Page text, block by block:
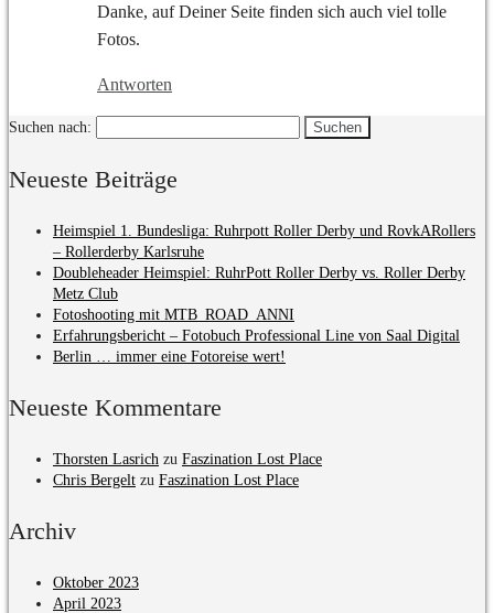
Danke, auf Deiner Seite finden sich auch viel tolle
Fotos.
Antworten
Suchen nach:
Neueste Beiträge
Heimspiel 1. Bundesliga: Ruhrpott Roller Derby und RovkARollers
– Rollerderby Karlsruhe
Doubleheader Heimspiel: RuhrPott Roller Derby vs. Roller Derby
Metz Club
Fotoshooting mit MTB_ROAD_ANNI
Erfahrungsbericht – Fotobuch Professional Line von Saal Digital
Berlin … immer eine Fotoreise wert!
Neueste Kommentare
Thorsten Lasrich zu Faszination Lost Place
Chris Bergelt zu Faszination Lost Place
Archiv
Oktober 2023
April 2023